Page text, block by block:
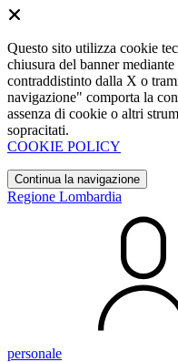
Questo sito utilizza cookie
chiusura del banner
contraddistinto dalla X o
navigazione" comporta la
assenza di cookie o altri
sopracitati.
COOKIE POLICY
Continua la navigazione
Regione Lombardia
personale